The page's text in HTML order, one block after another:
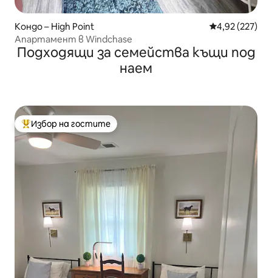
Кондо – High Point Средна
4,92 (227)
Апартамент в Windchase
Подходящи за семейства къщи под
наем
Най-популярен избор на гостите
Избор на гостите